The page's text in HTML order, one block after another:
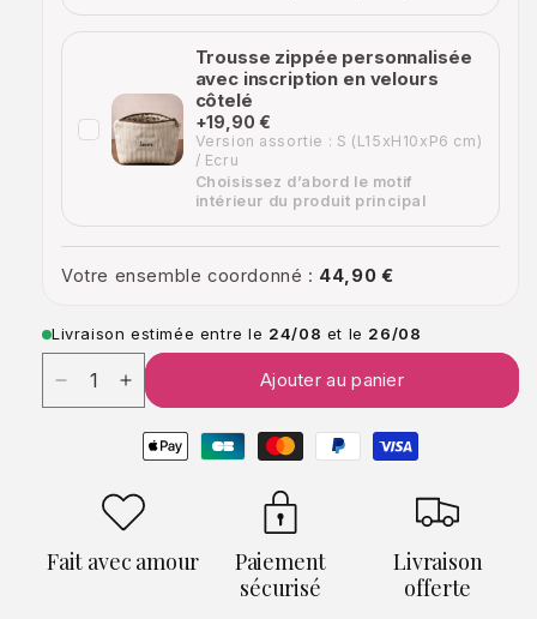
Trousse zippée personnalisée
avec inscription en velours
côtelé
+19,90 €
Version assortie : S (L15xH10xP6 cm)
/ Ecru
Choisissez d’abord le motif
intérieur du produit principal
Votre ensemble coordonné : 44,90 €
Livraison estimée entre le 24/08 et le 26/08
Réduire
la
banane
velours
Augmenter
la
quantité
de
Sac
banane
velours
Ajouter au panier
Moyens
de
paiement
Fait avec amour
Paiement
sécurisé
Livraison
offerte